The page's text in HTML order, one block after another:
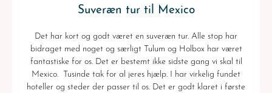
Suveræn tur til Mexico
Det har kort og godt været en suveræn tur. Alle stop har
bidraget med noget og særligt Tulum og Holbox har været
fantastiske for os. Det er bestemt ikke sidste gang vi skal til
Mexico. Tusinde tak for al jeres hjælp. I har virkelig fundet
hoteller og steder der passer til os. Det er godt klaret i første